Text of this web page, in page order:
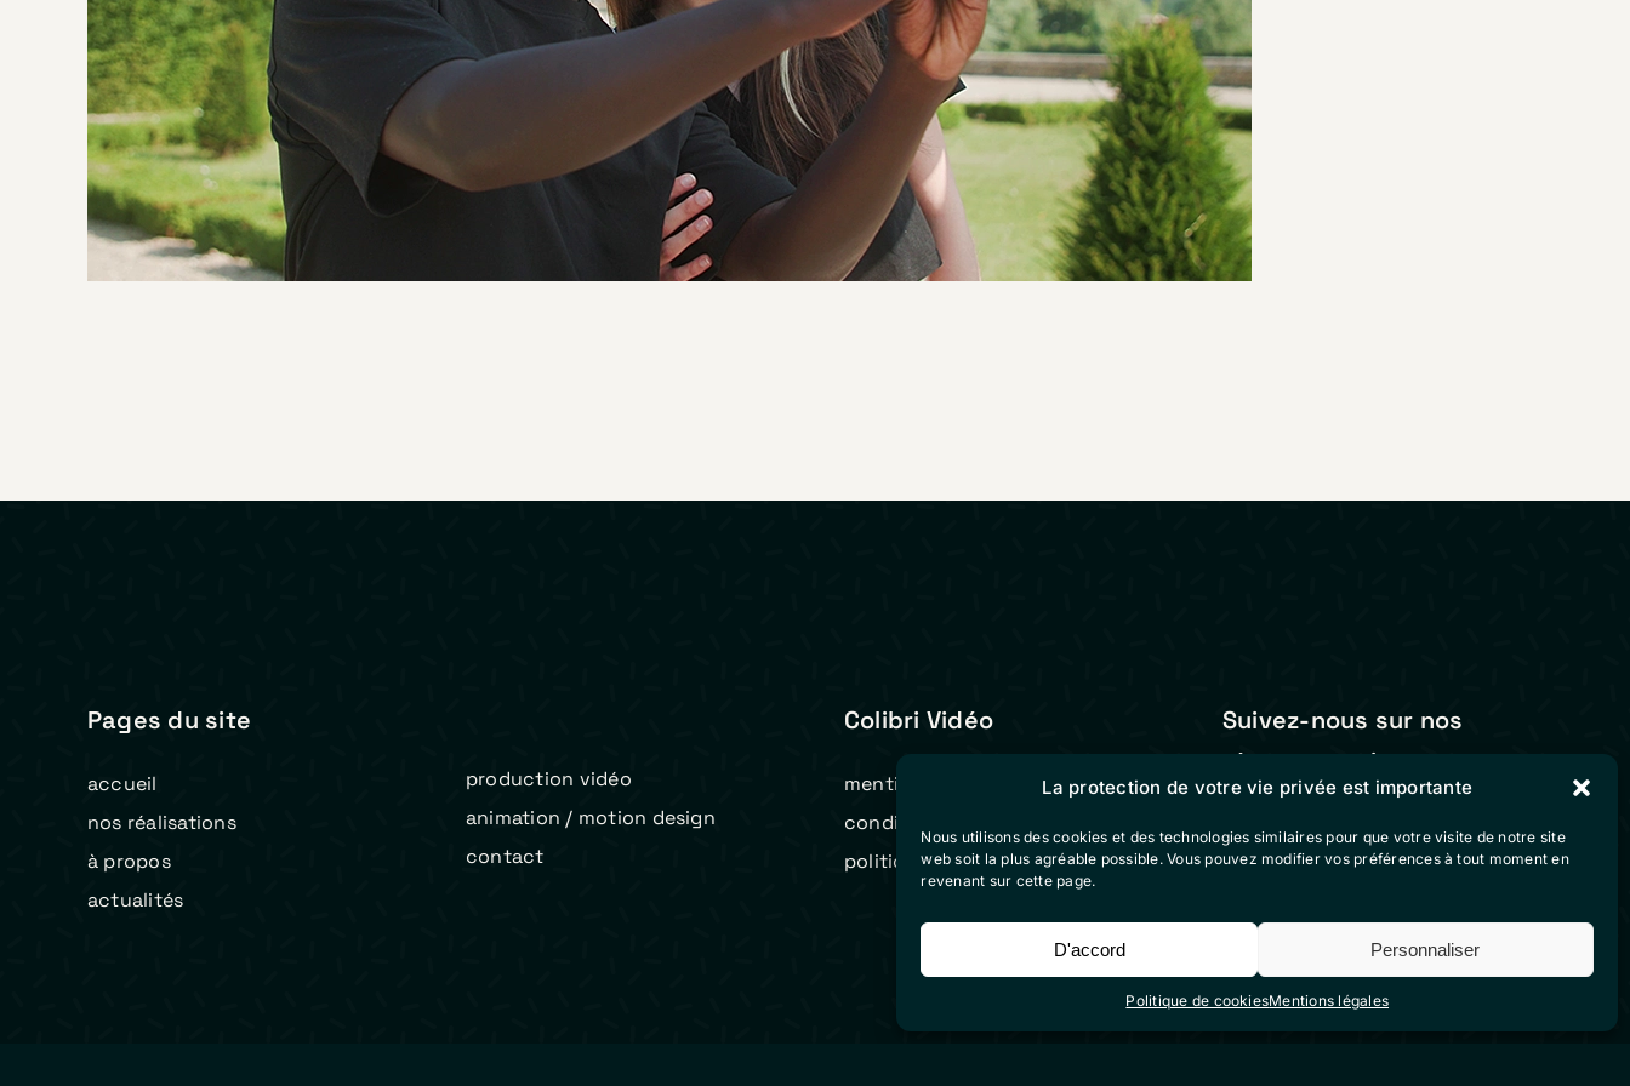
La protection de votre vie privée est importante
Nous utilisons des cookies et des technologies similaires pour que votre visite de notre site
web soit la plus agréable possible. Vous pouvez modifier vos préférences à tout moment en
revenant sur cette page.
D'accord Personnaliser
Politique de cookiesMentions légales
Pages du site
accueil
nos réalisations
à propos
actualités
production vidéo
animation / motion design
contact
Colibri Vidéo
mentions légales
conditions générales de vente
politique de cookies (eu)
Suivez-nous sur nos
réseaux sociaux